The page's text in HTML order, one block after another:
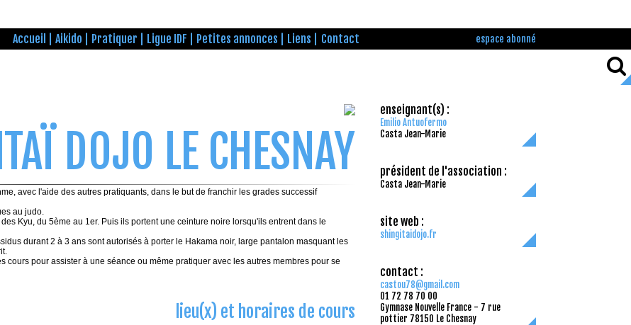
Accueil Aikido Pratiquer Ligue IDF Petites annonces Liens Contact espace abonné
enseignant(s) :
Emilio Antuofermo
Casta Jean-Marie
président de l'association :
Casta Jean-Marie
site web :
shingitaidojo.fr
contact :
castou78@gmail.com
01 72 78 70 00
Gymnase Nouvelle France - 7 rue
pottier 78150 Le Chesnay
DOJO LE CHESNAY
avec l'aide des autres pratiquants, dans le but de franchir les grades successif
au judo.
Kyu, du 5ème au 1er. Puis ils portent une ceinture noire lorsqu'ils entrent dans le
durant 2 à 3 ans sont autorisés à porter le Hakama noir, large pantalon masquant les
pour assister à une séance ou même pratiquer avec les autres membres pour se
lieu(x) et horaires de cours